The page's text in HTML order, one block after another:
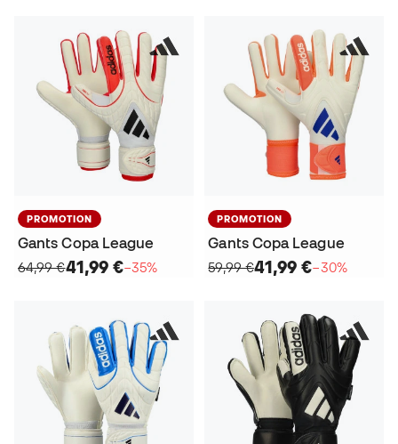
PROMOTION
Gants Copa League
64,99 €41,99 €−35%
PROMOTION
Gants Copa League
59,99 €41,99 €−30%